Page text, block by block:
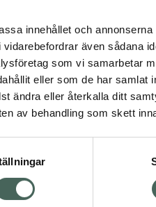
innehållet och
även sådana
som vi samarbetar
eller som de har
ändra eller återkalla ditt
av behandling som skett
Visa